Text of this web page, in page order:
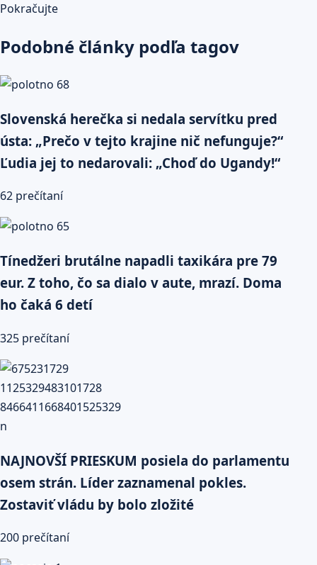
Pokračujte
Podobné články podľa tagov
Slovenská herečka si nedala servítku pred
ústa: „Prečo v tejto krajine nič nefunguje?“
Ľudia jej to nedarovali: „Choď do Ugandy!“
62 prečítaní
Tínedžeri brutálne napadli taxikára pre 79
eur. Z toho, čo sa dialo v aute, mrazí. Doma
ho čaká 6 detí
325 prečítaní
NAJNOVŠÍ PRIESKUM posiela do parlamentu
osem strán. Líder zaznamenal pokles.
Zostaviť vládu by bolo zložité
200 prečítaní